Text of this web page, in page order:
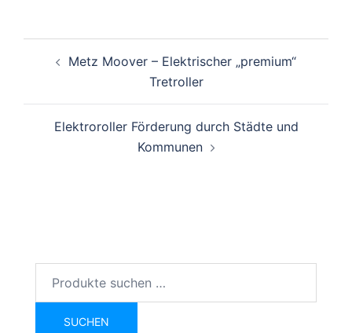
Metz Moover – Elektrischer „premium“
Tretroller
Elektroroller Förderung durch Städte und
Kommunen
SUCHEN